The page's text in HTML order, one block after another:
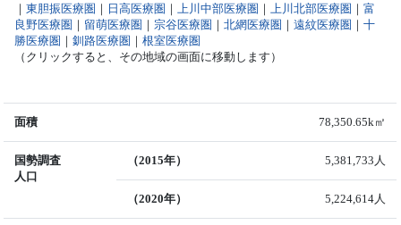
｜東胆振医療圏 ｜ 日高医療圏 ｜ 上川中部医療圏 ｜ 上川北部医療圏 ｜富
良野医療圏 ｜ 留萌医療圏 ｜ 宗谷医療圏 ｜北網医療圏 ｜遠紋医療圏 ｜十
勝医療圏 ｜釧路医療圏 ｜根室医療圏
（クリックすると、その地域の画面に移動します）
面積 78,350.65k㎡
国勢調査
人口
（2015年） 5,381,733人
（2020年） 5,224,614人